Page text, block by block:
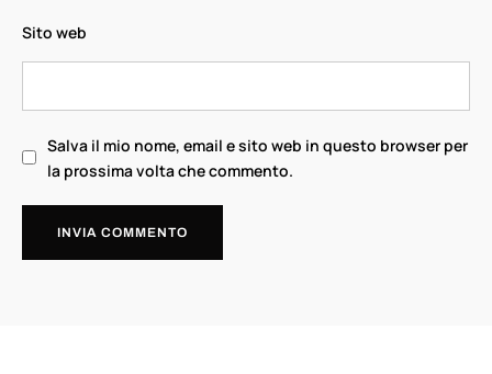
Sito web
Salva il mio nome, email e sito web in questo browser per
la prossima volta che commento.